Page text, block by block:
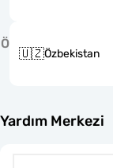
Ö
🇺🇿Özbekistan
Yardım Merkezi